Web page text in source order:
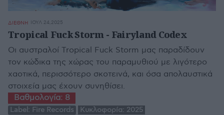
ΔΙΕΘΝΗ ΙΟΥΛ 24,2025
Tropical Fuck Storm - Fairyland Codex
Οι αυστραλοί Tropical Fuck Storm μας παραδίδουν
τον κώδικα της χώρας του παραμυθιού με λιγότερο
χαοτικά, περισσότερο σκοτεινά, και όσα απολαυστικά
στοιχεία μας έχουν συνηθίσει.
Βαθμολογία: 8
Label: Fire Records Κυκλοφορία: 2025